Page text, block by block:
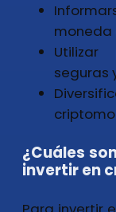
moneda
Utilizar
seguras
¿Cuáles
invertir en